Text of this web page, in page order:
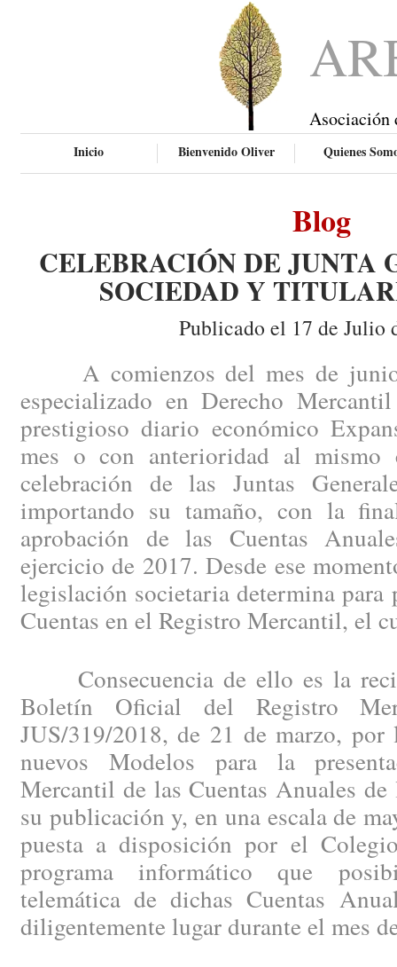
Asociación
Inicio Bienvenido Oliver Quienes
Blog
CELEBRACIÓN DE JUNTA
SOCIEDAD Y
Publicado el 17 de Julio
A comienzos del mes de junio,
especializado en Derecho
prestigioso diario económico
mes o con anterioridad al mismo
celebración de las Juntas
importando su tamaño, con la
aprobación de las Cuentas
ejercicio de 2017. Desde ese
legislación societaria determina para
Cuentas en el Registro Mercantil, el
Consecuencia de ello es la
Boletín Oficial del Registro
JUS/319/2018, de 21 de marzo, por
nuevos Modelos para la
Mercantil de las Cuentas Anuales
su publicación y, en una escala de
puesta a disposición por el
programa informático que
telemática de dichas Cuentas
diligentemente lugar durante el mes